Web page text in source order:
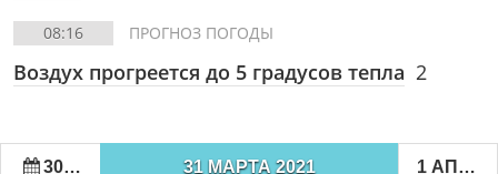
08:16 ПРОГНОЗ ПОГОДЫ
Воздух прогреется до 5 градусов тепла 2
30 МАРТА 2021 31 МАРТА 2021 1 АПРЕЛЯ 2021